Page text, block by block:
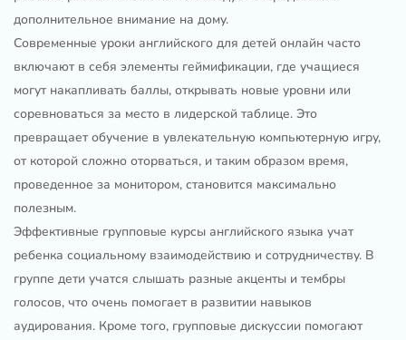
дополнительное внимание на дому.
Современные уроки английского для детей онлайн часто
включают в себя элементы геймификации, где учащиеся
могут накапливать баллы, открывать новые уровни или
соревноваться за место в лидерской таблице. Это
превращает обучение в увлекательную компьютерную игру,
от которой сложно оторваться, и таким образом время,
проведенное за монитором, становится максимально
полезным.
Эффективные групповые курсы английского языка учат
ребенка социальному взаимодействию и сотрудничеству. В
группе дети учатся слышать разные акценты и тембры
голосов, что очень помогает в развитии навыков
аудирования. Кроме того, групповые дискуссии помогают